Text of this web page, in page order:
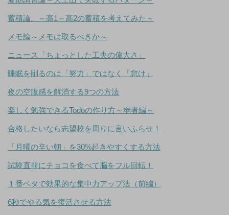
蓄積論。～高1～高2の蓄積を考えてみた～
メモ論～メモは取るべきか～
ニュース「ちょっとした工夫の偉大さ」
睡眠を削るのは「努力」ではなく「怠け」
夜の空腹感を解消する9つの方法
楽しく勉強できるTodoの作り方～弱者編～
合格したいなら志望校を周りに言いふらせ！
「月曜の辛い朝」を30%起きやすくする方法
試験直前にチョコを食べて脳をフル回転！
１番ベタで効果的な集中力アップ法（前編）
6秒でやる気を復活させる方法